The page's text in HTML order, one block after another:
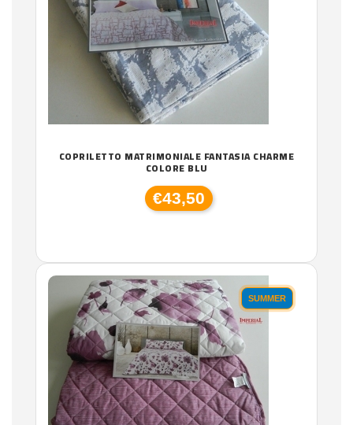
COPRILETTO MATRIMONIALE FANTASIA CHARME
COLORE BLU
€43,50
SUMMER